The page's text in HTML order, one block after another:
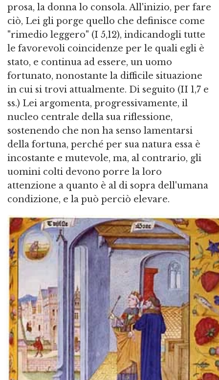
prosa, la donna lo consola. All'inizio, per fare
ciò, Lei gli porge quello che definisce come
"rimedio leggero" (I 5,12), indicandogli tutte
le favorevoli coincidenze per le quali egli è
stato, e continua ad essere, un uomo
fortunato, nonostante la difficile situazione
in cui si trovi attualmente. Di seguito (II 1,7 e
ss.) Lei argomenta, progressivamente, il
nucleo centrale della sua riflessione,
sostenendo che non ha senso lamentarsi
della fortuna, perché per sua natura essa è
incostante e mutevole, ma, al contrario, gli
uomini colti devono porre la loro
attenzione a quanto è al di sopra dell'umana
condizione, e la può perciò elevare.